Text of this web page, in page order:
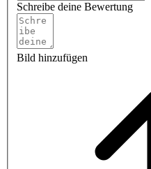
Schreibe deine Bewertung
Bild hinzufügen